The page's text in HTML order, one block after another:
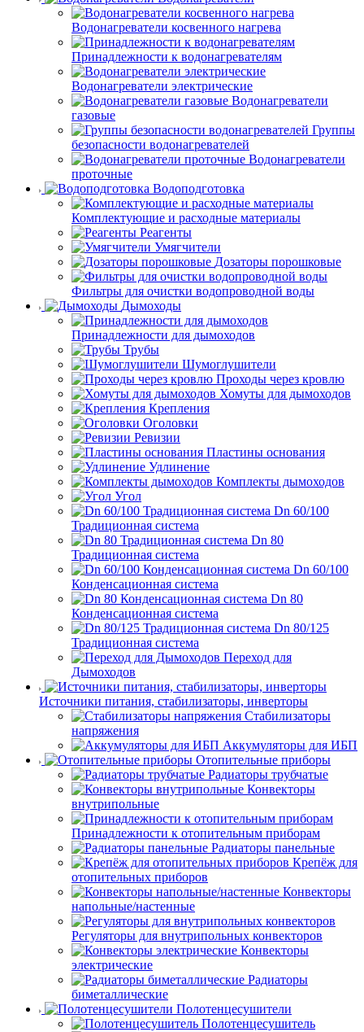
Водонагреватели косвенного нагрева
Принадлежности к водонагревателям
Водонагреватели электрические
Водонагреватели
газовые
Группы
безопасности водонагревателей
Водонагреватели
проточные
Водоподготовка
Комплектующие и расходные материалы
Реагенты
Умягчители
Дозаторы порошковые
Фильтры для очистки водопроводной воды
Дымоходы
Принадлежности для дымоходов
Трубы
Шумоглушители
Проходы через кровлю
Хомуты для дымоходов
Крепления
Оголовки
Ревизии
Пластины основания
Удлинение
Комплекты дымоходов
Угол
Dn 60/100
Традиционная система
Dn 80
Традиционная система
Dn 60/100
Конденсационная система
Dn 80
Конденсационная система
Dn 80/125
Традиционная система
Переход для
Дымоходов
Источники питания, стабилизаторы, инверторы
Стабилизаторы
напряжения
Аккумуляторы для ИБП
Отопительные приборы
Радиаторы трубчатые
Конвекторы
внутрипольные
Принадлежности к отопительным приборам
Радиаторы панельные
Крепёж для
отопительных приборов
Конвекторы
напольные/настенные
Регуляторы для внутрипольных конвекторов
Конвекторы
электрические
Радиаторы
биметаллические
Полотенцесушители
Полотенцесушитель